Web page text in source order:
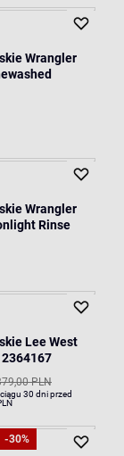
Wrangler
Wrangler
Rinse
Lee West
PLN
30 dni przed
-30%